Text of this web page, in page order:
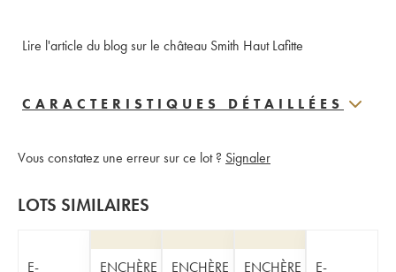
Lire l'article du blog sur le château Smith Haut Lafitte
CARACTERISTIQUES DÉTAILLÉES
Vous constatez une erreur sur ce lot ? Signaler
LOTS SIMILAIRES
E-
ENCHÈRE ENCHÈRE ENCHÈRE
E-